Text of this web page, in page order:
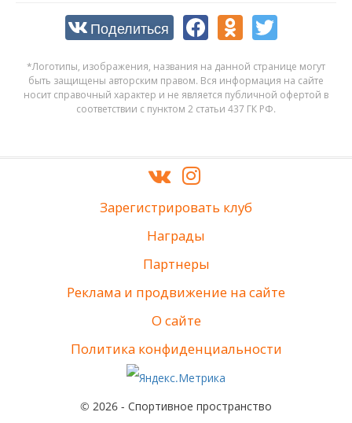
Поделиться
*Логотипы, изображения, названия на данной странице могут
быть защищены авторским правом. Вся информация на сайте
носит справочный характер и не является публичной офертой в
соответствии с пунктом 2 статьи 437 ГК РФ.
Зарегистрировать клуб
Награды
Партнеры
Реклама и продвижение на сайте
О сайте
Политика конфиденциальности
© 2026 - Спортивное пространство